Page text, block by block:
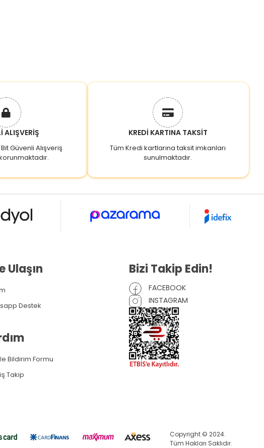
ALIŞVERİŞ
Güvenli Alışveriş
KREDİ KARTINA TAKSİT
Tüm Kredi kartlarına taksit imkanları
sunulmaktadır.
Ulaşın
Destek
Bildirim Formu
Takip
Bizi Takip Edin!
FACEBOOK
INSTAGRAM
Copyright © 2024.
Tüm Hakları Saklıdır.